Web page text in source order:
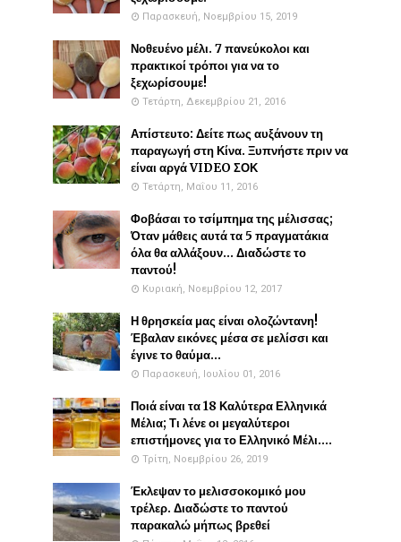
Παρασκευή, Νοεμβρίου 15, 2019
Νοθευένο μέλι. 7 πανεύκολοι και
πρακτικοί τρόποι για να το
ξεχωρίσουμε!
Τετάρτη, Δεκεμβρίου 21, 2016
Απίστευτο: Δείτε πως αυξάνουν τη
παραγωγή στη Κίνα. Ξυπνήστε πριν να
είναι αργά VIDEO ΣΟΚ
Τετάρτη, Μαΐου 11, 2016
Φοβάσαι το τσίμπημα της μέλισσας;
Όταν μάθεις αυτά τα 5 πραγματάκια
όλα θα αλλάξουν... Διαδώστε το
παντού!
Κυριακή, Νοεμβρίου 12, 2017
Η θρησκεία μας είναι ολοζώντανη!
Έβαλαν εικόνες μέσα σε μελίσσι και
έγινε το θαύμα...
Παρασκευή, Ιουλίου 01, 2016
Ποιά είναι τα 18 Καλύτερα Ελληνικά
Μέλια; Τι λένε οι μεγαλύτεροι
επιστήμονες για το Ελληνικό Μέλι....
Τρίτη, Νοεμβρίου 26, 2019
Έκλεψαν το μελισσοκομικό μου
τρέλερ. Διαδώστε το παντού
παρακαλώ μήπως βρεθεί